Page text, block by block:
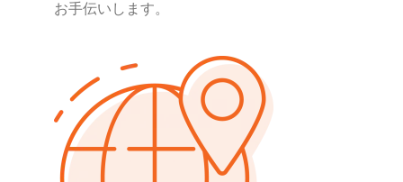
お手伝いします。